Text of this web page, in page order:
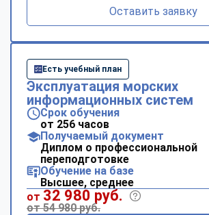
Оставить заявку
Есть учебный план
Эксплуатация морских
информационных систем
Срок обучения
от 256 часов
Получаемый документ
Диплом о профессиональной
переподготовке
Обучение на базе
Высшее, среднее
от 32 980 руб.
от 54 980 руб.